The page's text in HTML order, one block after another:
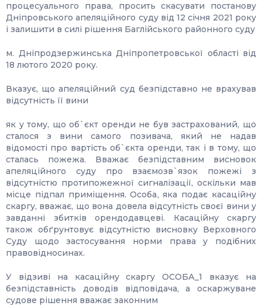
процесуального права, просить скасувати постанову
Дніпровського апеляційного суду від 12 січня 2021 року
і залишити в силі рішення Баглійського районного суду
м. Дніпродзержинська Дніпропетровської області від
18 лютого 2020 року.
Вказує, що апеляційний суд безпідставно не врахував
відсутність її вини
як у тому, що об`єкт оренди не був застрахований, що
сталося з вини самого позивача, який не надав
відомості про вартість об`єкта оренди, так і в тому, що
сталась пожежа. Вважає безпідставним висновок
апеляційного суду про взаємозв`язок пожежі з
відсутністю протипожежної сигналізації, оскільки мав
місце підпал приміщення. Особа, яка подає касаційну
скаргу, вважає, що вона довела відсутність своєї вини у
завданні збитків орендодавцеві. Касаційну скаргу
також обґрунтовує відсутністю висновку Верховного
Суду щодо застосування норми права у подібних
правовідносинах.
У відзиві на касаційну скаргу ОСОБА_1 вказує на
безпідставність доводів відповідача, а оскаржуване
судове рішення вважає законним